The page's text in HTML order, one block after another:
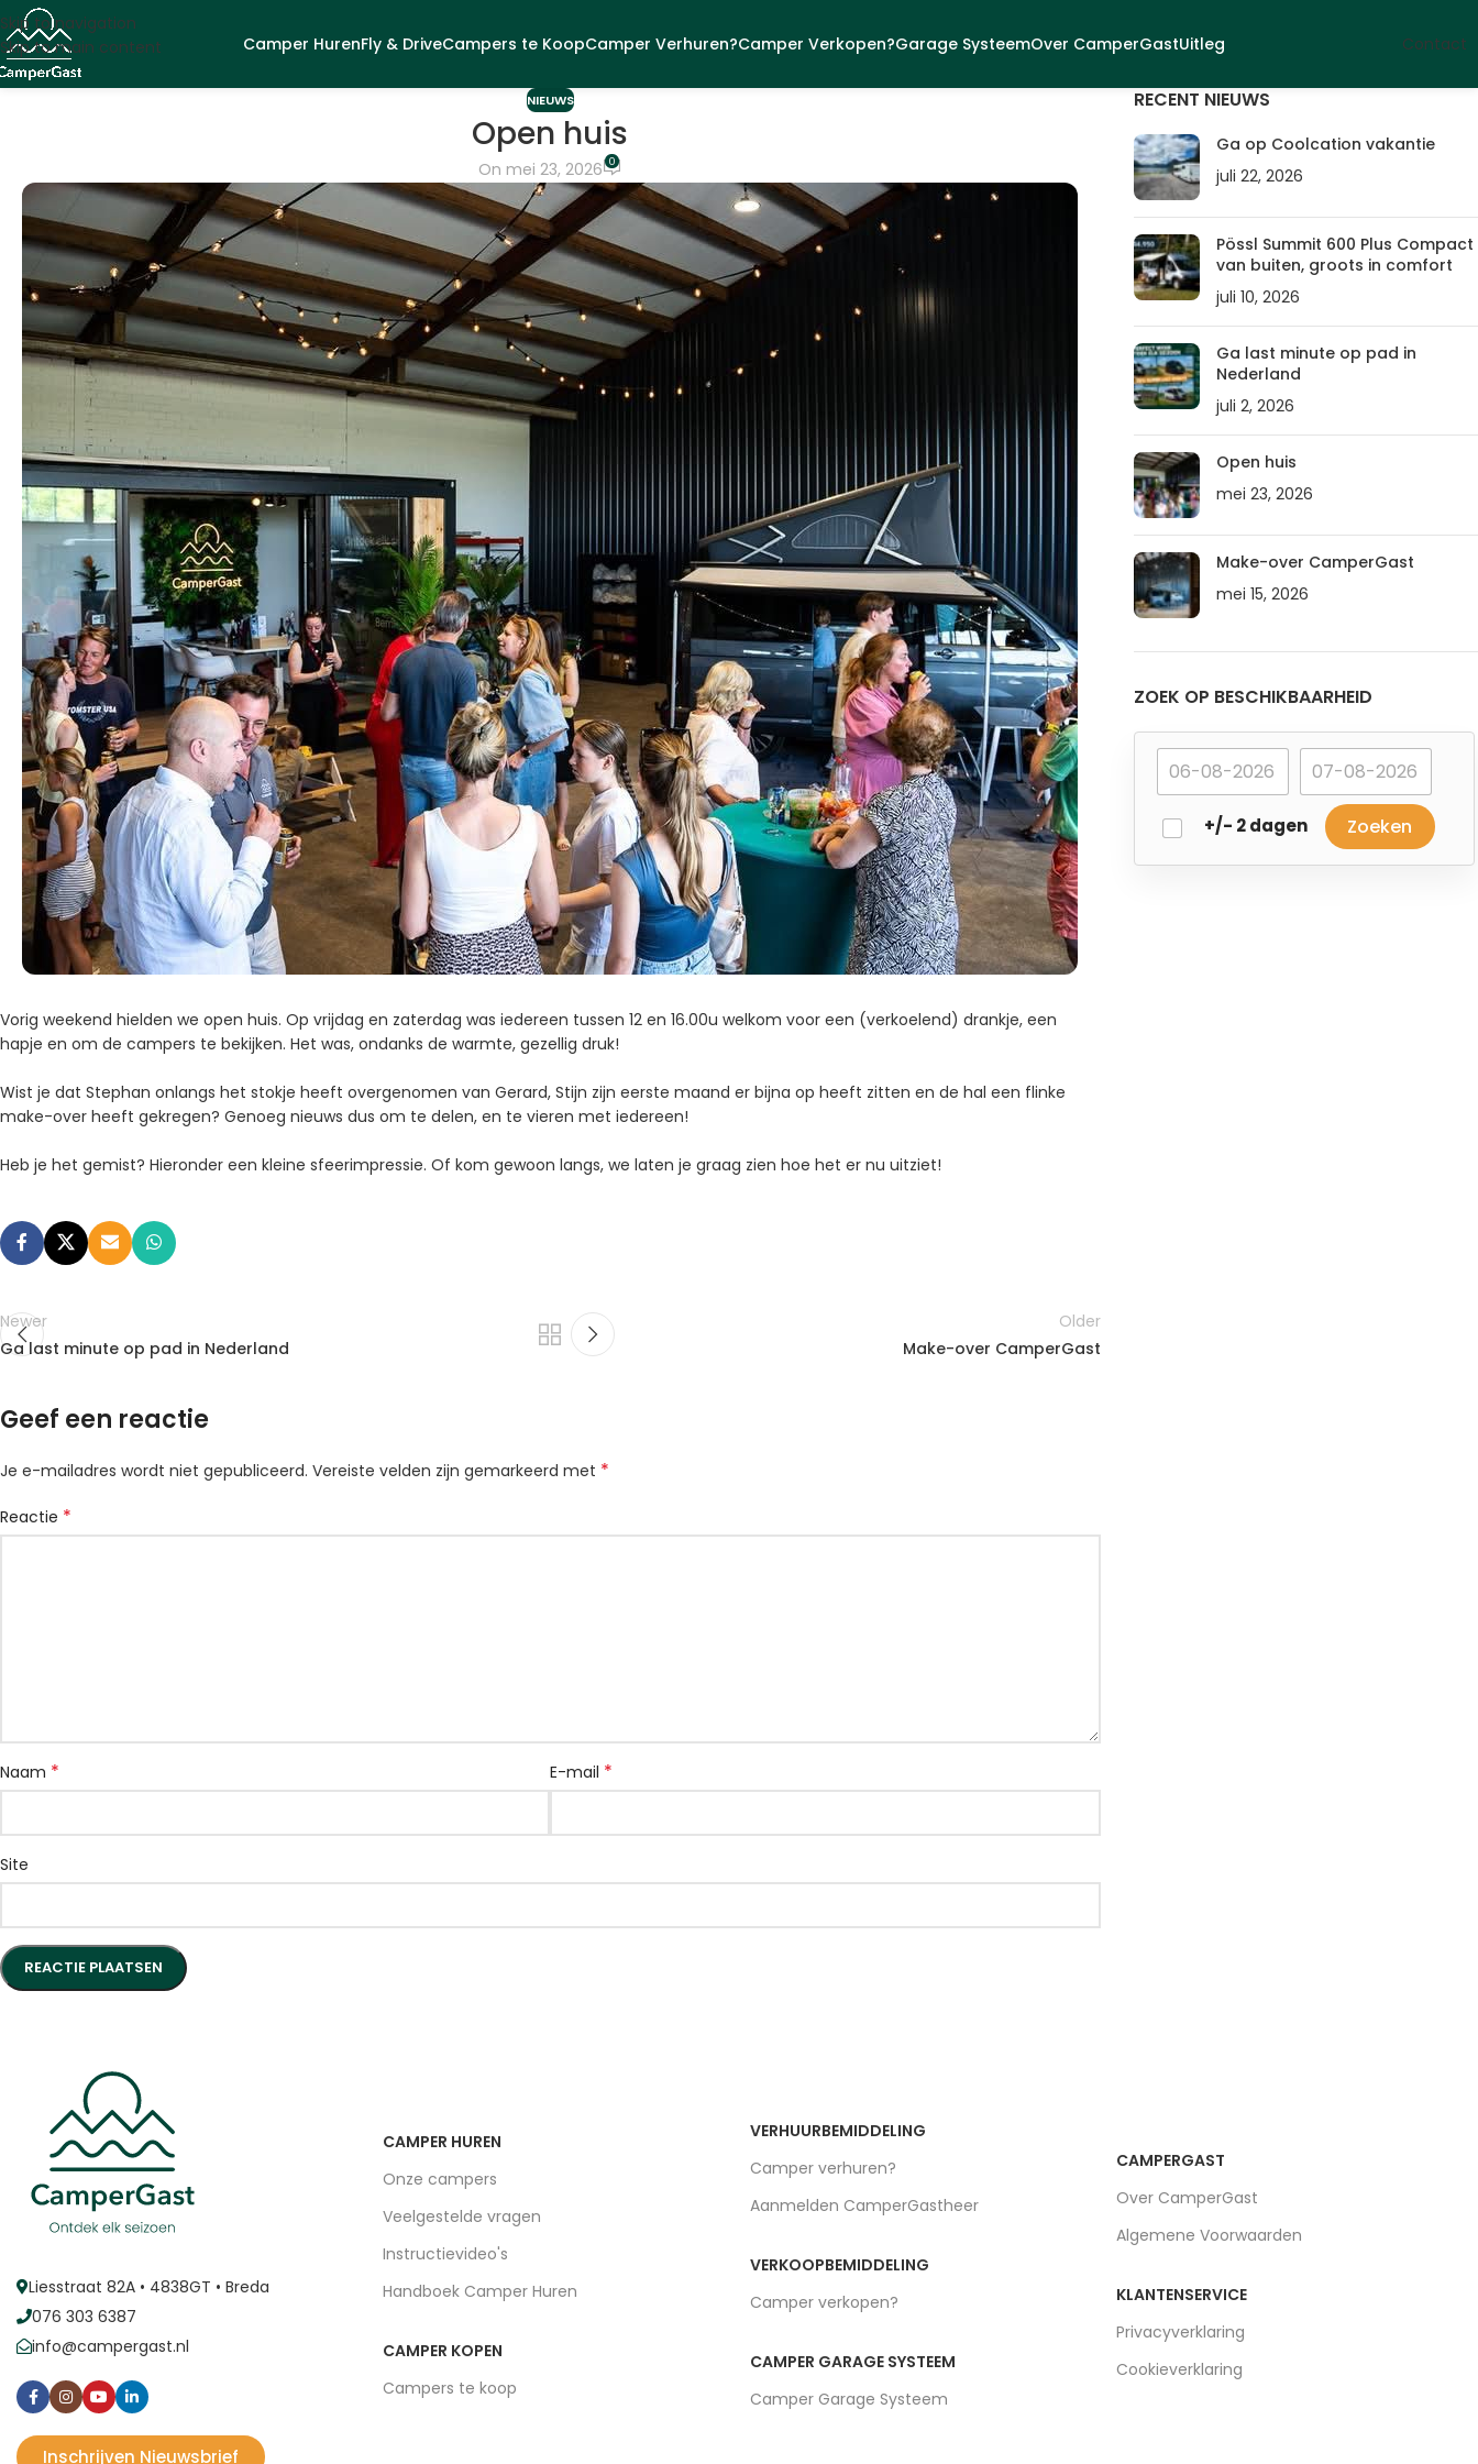
Skip to navigation
Skip to main content
Camper HurenFly & DriveCampers te KoopCamper Verhuren?Camper Verkopen?Garage SysteemOver CamperGastUitleg Contact
NIEUWS
Open huis
On mei 23, 2026 0
Vorig weekend hielden we open huis. Op vrijdag en zaterdag was iedereen tussen 12 en 16.00u welkom voor een (verkoelend) drankje, een
hapje en om de campers te bekijken. Het was, ondanks de warmte, gezellig druk!
Wist je dat Stephan onlangs het stokje heeft overgenomen van Gerard, Stijn zijn eerste maand er bijna op heeft zitten en de hal een flinke
make-over heeft gekregen? Genoeg nieuws dus om te delen, en te vieren met iedereen!
Heb je het gemist? Hieronder een kleine sfeerimpressie. Of kom gewoon langs, we laten je graag zien hoe het er nu uitziet!
Newer
Ga last minute op pad in Nederland
Older
Make-over CamperGast
Geef een reactie
Je e-mailadres wordt niet gepubliceerd. Vereiste velden zijn gemarkeerd met *
Reactie *
Naam * E-mail *
Site
RECENT NIEUWS
Ga op Coolcation vakantie
juli 22, 2026
Pössl Summit 600 Plus Compact
van buiten, groots in comfort
juli 10, 2026
Ga last minute op pad in
Nederland
juli 2, 2026
Open huis
mei 23, 2026
Make-over CamperGast
mei 15, 2026
ZOEK OP BESCHIKBAARHEID
+/- 2 dagen
Liesstraat 82A • 4838GT • Breda
076 303 6387
info@campergast.nl
Inschrijven Nieuwsbrief
CAMPER HUREN
Onze campers
Veelgestelde vragen
Instructievideo's
Handboek Camper Huren
CAMPER KOPEN
Campers te koop
VERHUURBEMIDDELING
Camper verhuren?
Aanmelden CamperGastheer
VERKOOPBEMIDDELING
Camper verkopen?
CAMPER GARAGE SYSTEEM
Camper Garage Systeem
CAMPERGAST
Over CamperGast
Algemene Voorwaarden
KLANTENSERVICE
Privacyverklaring
Cookieverklaring